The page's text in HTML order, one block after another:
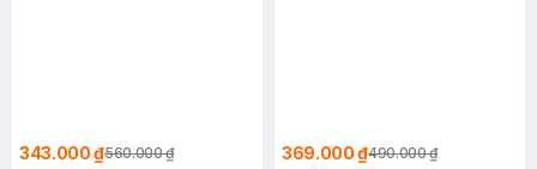
343.000 ₫560.000 ₫ 369.000 ₫490.000 ₫